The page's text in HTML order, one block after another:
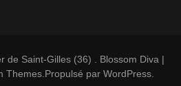
de Saint-Gilles (36)
Blossom Diva |
Themes .Propulsé par WordPress